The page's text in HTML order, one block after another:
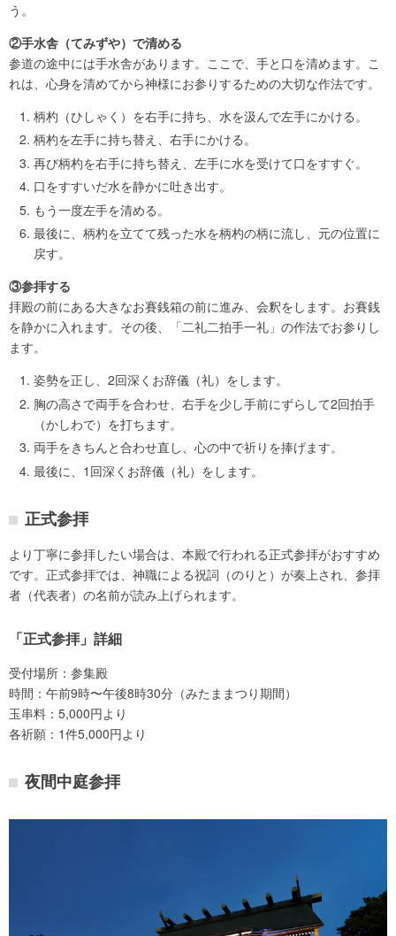
う。
②手水舎（てみずや）で清める
参道の途中には手水舎があります。ここで、手と口を清めます。こ
れは、心身を清めてから神様にお参りするための大切な作法です。
柄杓（ひしゃく）を右手に持ち、水を汲んで左手にかける。
柄杓を左手に持ち替え、右手にかける。
再び柄杓を右手に持ち替え、左手に水を受けて口をすすぐ。
口をすすいだ水を静かに吐き出す。
もう一度左手を清める。
最後に、柄杓を立てて残った水を柄杓の柄に流し、元の位置に
戻す。
③参拝する
拝殿の前にある大きなお賽銭箱の前に進み、会釈をします。お賽銭
を静かに入れます。その後、「二礼二拍手一礼」の作法でお参りし
ます。
姿勢を正し、2回深くお辞儀（礼）をします。
胸の高さで両手を合わせ、右手を少し手前にずらして2回拍手
（かしわで）を打ちます。
両手をきちんと合わせ直し、心の中で祈りを捧げます。
最後に、1回深くお辞儀（礼）をします。
正式参拝
より丁寧に参拝したい場合は、本殿で行われる正式参拝がおすすめ
です。正式参拝では、神職による祝詞（のりと）が奏上され、参拝
者（代表者）の名前が読み上げられます。
「正式参拝」詳細
受付場所：参集殿
時間：午前9時〜午後8時30分（みたままつり期間）
玉串料：5,000円より
各祈願：1件5,000円より
夜間中庭参拝